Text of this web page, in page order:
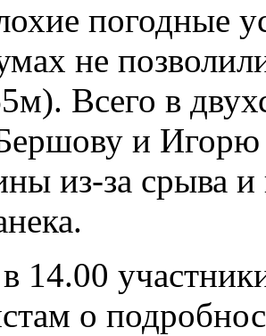
погодные
не
Всего в
и Игорю
из-за срыва и
14.00
о